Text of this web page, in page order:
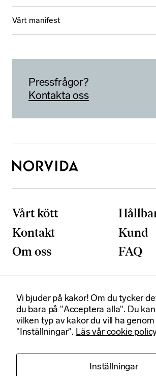
Vårt manifest
Pressfrågor?
Kontakta oss
Vårt kött
Kontakt
Kund
Om oss
FAQ
Postadress
Box 92020
120 06 Stockholm
131 54
Org. nummer
Vi bjuder på kakor! Om du tycker
du bara på "Acceptera alla". Du
vilken typ av kakor du vill ha
"Inställningar". Läs vår cookie
Inställningar
d
D
e
s
s
a
a
o
r
g
å
in
t